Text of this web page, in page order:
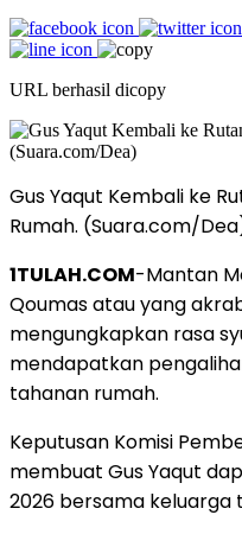
URL berhasil dicopy
Gus Yaqut Kembali ke
Rumah. (Suara.com/
1TULAH.COM-Mantan
Qoumas atau yang
mengungkapkan rasa
mendapatkan
tahanan rumah.
Keputusan Komisi
membuat Gus Yaqut
2026 bersama keluarga